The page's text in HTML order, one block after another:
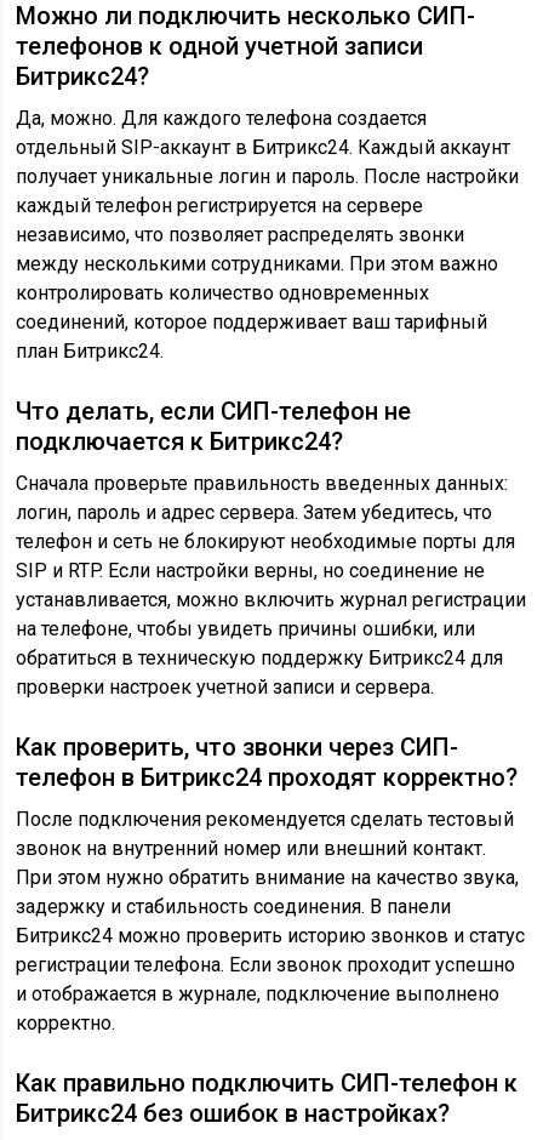
Можно ли подключить несколько СИП-
телефонов к одной учетной записи
Битрикс24?
Да, можно. Для каждого телефона создается
отдельный SIP-аккаунт в Битрикс24. Каждый аккаунт
получает уникальные логин и пароль. После настройки
каждый телефон регистрируется на сервере
независимо, что позволяет распределять звонки
между несколькими сотрудниками. При этом важно
контролировать количество одновременных
соединений, которое поддерживает ваш тарифный
план Битрикс24.
Что делать, если СИП-телефон не
подключается к Битрикс24?
Сначала проверьте правильность введенных данных:
логин, пароль и адрес сервера. Затем убедитесь, что
телефон и сеть не блокируют необходимые порты для
SIP и RTP. Если настройки верны, но соединение не
устанавливается, можно включить журнал регистрации
на телефоне, чтобы увидеть причины ошибки, или
обратиться в техническую поддержку Битрикс24 для
проверки настроек учетной записи и сервера.
Как проверить, что звонки через СИП-
телефон в Битрикс24 проходят корректно?
После подключения рекомендуется сделать тестовый
звонок на внутренний номер или внешний контакт.
При этом нужно обратить внимание на качество звука,
задержку и стабильность соединения. В панели
Битрикс24 можно проверить историю звонков и статус
регистрации телефона. Если звонок проходит успешно
и отображается в журнале, подключение выполнено
корректно.
Как правильно подключить СИП-телефон к
Битрикс24 без ошибок в настройках?